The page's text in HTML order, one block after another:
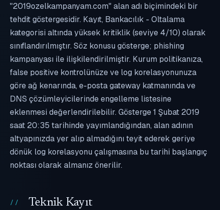
"2019ozelkampanyam.com" alan adı biçimindeki bir
tehdit göstergesidir. Kayıt, Bankacılık - Oltalama
kategorisi altında yüksek kritiklik (seviye 4/10) olarak
sınıflandırılmıştır. Söz konusu gösterge; phishing
kampanyası ile ilişkilendirilmiştir. Kurum politikanıza,
false positive kontrolünüze ve log korelasyonunuza
göre ağ kenarında, e-posta gateway katmanında ve
DNS çözümleyicilerinde engelleme listesine
eklenmesi değerlendirilebilir. Gösterge 1 Şubat 2019
saat 20:35 tarihinde yayımlandığından, alan adının
altyapınızda yer alıp almadığını teyit ederek geriye
dönük log korelasyonu çalışmasına bu tarihi başlangıç
noktası olarak almanız önerilir.
Teknik Kayıt